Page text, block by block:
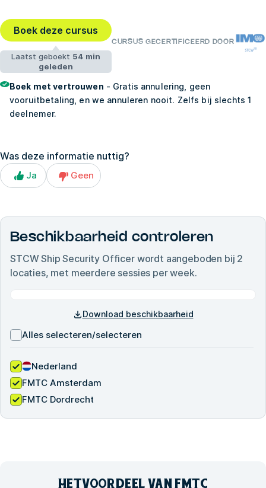
Boek deze cursus
Laatst geboekt 54 min
geleden
CURSUS GECERTIFICEERD DOOR
Boek met vertrouwen - Gratis annulering, geen
vooruitbetaling, en we annuleren nooit. Zelfs bij slechts 1
deelnemer.
Was deze informatie nuttig?
Ja Geen
Beschikbaarheid controleren
STCW Ship Security Officerwordt aangeboden bij 2
locaties, met meerdere sessies per week.
Download beschikbaarheid
Alles selecteren/selecteren
Nederland
FMTC Amsterdam
FMTC Dordrecht
HETVOORDEEL VAN FMTC